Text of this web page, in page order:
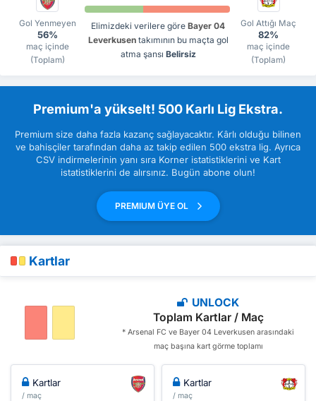
Gol Yenmeyen
56%
maç içinde
(Toplam)
Elimizdeki verilere göre Bayer 04
Leverkusentakımının bu maçta gol
atma şansı Belirsiz
Gol Attığı Maç
82%
maç içinde
(Toplam)
Premium'a yükselt! 500 Karlı Lig Ekstra.
Premium size daha fazla kazanç sağlayacaktır. Kârlı olduğu bilinen
ve bahisçiler tarafından daha az takip edilen 500 ekstra lig. Ayrıca
CSV indirmelerinin yanı sıra Korner istatistiklerini ve Kart
istatistiklerini de alırsınız. Bugün abone olun!
PREMIUM ÜYE OL
Kartlar
UNLOCK
Toplam Kartlar / Maç
* Arsenal FC ve Bayer 04 Leverkusen arasındaki
maç başına kart görme toplamı
Kartlar
/ maç
Kartlar
/ maç